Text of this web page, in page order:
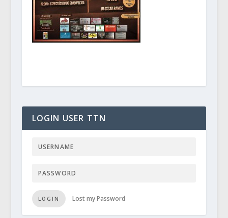
LOGIN USER TTN
LOGIN Lost my Password